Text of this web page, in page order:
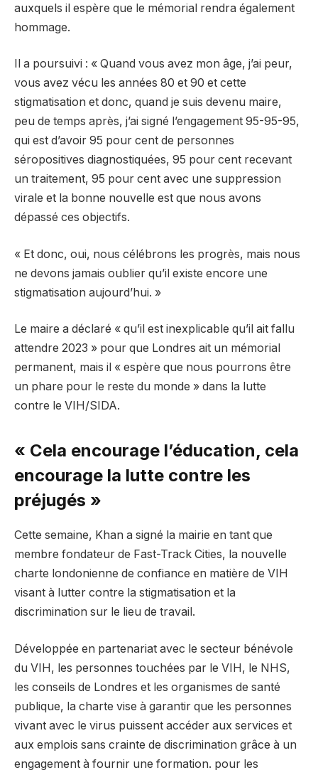
auxquels il espère que le mémorial rendra également
hommage.
Il a poursuivi : « Quand vous avez mon âge, j’ai peur,
vous avez vécu les années 80 et 90 et cette
stigmatisation et donc, quand je suis devenu maire,
peu de temps après, j’ai signé l’engagement 95-95-95,
qui est d’avoir 95 pour cent de personnes
séropositives diagnostiquées, 95 pour cent recevant
un traitement, 95 pour cent avec une suppression
virale et la bonne nouvelle est que nous avons
dépassé ces objectifs.
« Et donc, oui, nous célébrons les progrès, mais nous
ne devons jamais oublier qu’il existe encore une
stigmatisation aujourd’hui. »
Le maire a déclaré « qu’il est inexplicable qu’il ait fallu
attendre 2023 » pour que Londres ait un mémorial
permanent, mais il « espère que nous pourrons être
un phare pour le reste du monde » dans la lutte
contre le VIH/SIDA.
« Cela encourage l’éducation, cela
encourage la lutte contre les
préjugés »
Cette semaine, Khan a signé la mairie en tant que
membre fondateur de Fast-Track Cities, la nouvelle
charte londonienne de confiance en matière de VIH
visant à lutter contre la stigmatisation et la
discrimination sur le lieu de travail.
Développée en partenariat avec le secteur bénévole
du VIH, les personnes touchées par le VIH, le NHS,
les conseils de Londres et les organismes de santé
publique, la charte vise à garantir que les personnes
vivant avec le virus puissent accéder aux services et
aux emplois sans crainte de discrimination grâce à un
engagement à fournir une formation. pour les